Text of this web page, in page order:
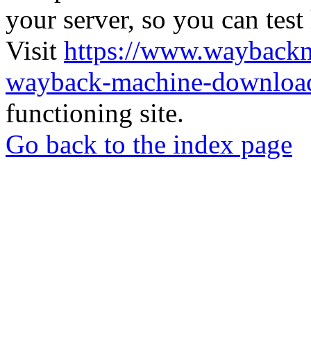
your server, so you can
Visit https://
wayback-machine-
functioning site.
Go back to the index page